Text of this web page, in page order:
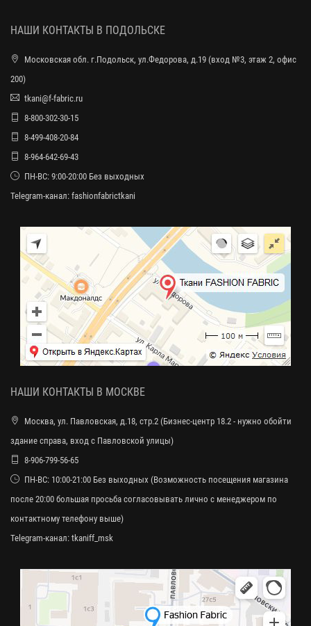
НАШИ КОНТАКТЫ В ПОДОЛЬСКЕ
Московская обл. г.Подольск, ул.Федорова, д.19 (вход №3, этаж 2, офис
200)
tkani@f-fabric.ru
8-800-302-30-15
8-499-408-20-84
8-964-642-69-43
ПН-ВС: 9:00-20:00 Без выходных
Telegram-канал: fashionfabrictkani
НАШИ КОНТАКТЫ В МОСКВЕ
Москва, ул. Павловская, д.18, стр.2 (Бизнес-центр 18.2 - нужно обойти
здание справа, вход с Павловской улицы)
8-906-799-56-65
ПН-ВС: 10:00-21:00 Без выходных (Возможность посещения магазина
после 20:00 большая просьба согласовывать лично с менеджером по
контактному телефону выше)
Telegram-канал: tkaniff_msk